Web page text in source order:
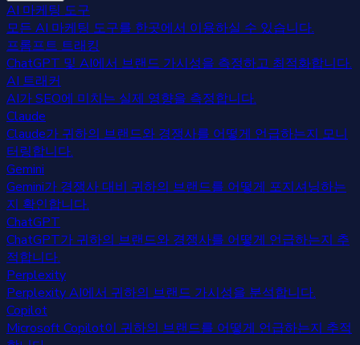
AI 마케팅 도구
모든 AI 마케팅 도구를 한곳에서 이용하실 수 있습니다.
프롬프트 트래킹
ChatGPT 및 AI에서 브랜드 가시성을 측정하고 최적화합니다.
AI 트래커
AI가 SEO에 미치는 실제 영향을 측정합니다.
Claude
Claude가 귀하의 브랜드와 경쟁사를 어떻게 언급하는지 모니
터링합니다.
Gemini
Gemini가 경쟁사 대비 귀하의 브랜드를 어떻게 포지셔닝하는
지 확인합니다.
ChatGPT
ChatGPT가 귀하의 브랜드와 경쟁사를 어떻게 언급하는지 추
적합니다.
Perplexity
Perplexity AI에서 귀하의 브랜드 가시성을 분석합니다.
Copilot
Microsoft Copilot이 귀하의 브랜드를 어떻게 언급하는지 추적